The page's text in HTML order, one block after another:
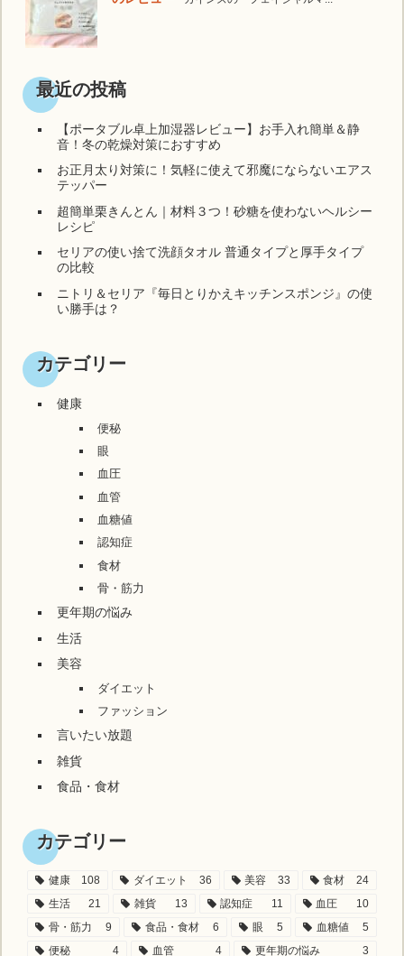
最近の投稿
【ポータブル卓上加湿器レビュー】お手入れ簡単＆静
音！冬の乾燥対策におすすめ
お正月太り対策に！気軽に使えて邪魔にならないエアス
テッパー
超簡単栗きんとん｜材料３つ！砂糖を使わないヘルシー
レシピ
セリアの使い捨て洗顔タオル 普通タイプと厚手タイプ
の比較
ニトリ＆セリア『毎日とりかえキッチンスポンジ』の使
い勝手は？
カテゴリー
健康
便秘
眼
血圧
血管
血糖値
認知症
食材
骨・筋力
更年期の悩み
生活
美容
ダイエット
ファッション
言いたい放題
雑貨
食品・食材
カテゴリー
健康 108 ダイエット 36 美容 33 食材
24
生活
21 雑貨 13 認知症 11 血圧
10
骨・筋力
9 食品・食材 6 眼 5 血糖値
5
便秘
4 血管 4 更年期の悩み 3